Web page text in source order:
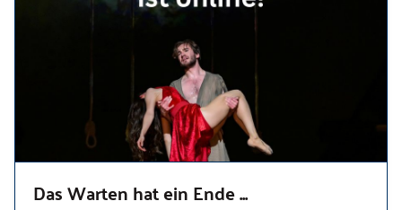
Das Warten hat ein Ende ...